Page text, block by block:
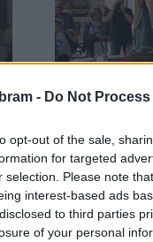
- Do Not
opt-out of the sale,
for targeted
selection. Please note
interest-based ads
to third parties
of your personal
redakce 25. 4.
Na Svaté Hoře u
otevře
která představí
dřevořezeb